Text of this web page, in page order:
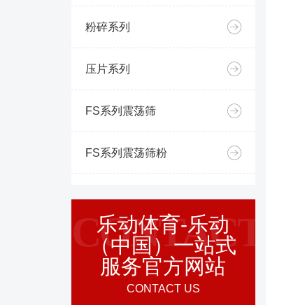
粉碎系列
压片系列
FS系列震荡筛
FS系列震荡筛粉
乐动体育-乐动
（中国）一站式
服务官方网站
CONTACT US
CONTACT